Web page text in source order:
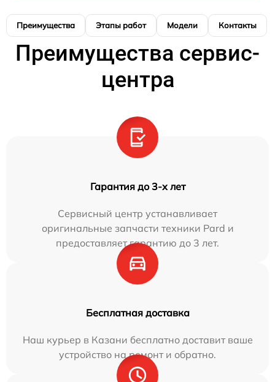
Преимущества Этапы работ Модели Контакты
Преимущества сервис-
центра
Гарантия до 3-х лет
Сервисный центр устанавливает
оригинальные запчасти техники Pard и
предоставляет гарантию до 3 лет.
Бесплатная доставка
Наш курьер в Казани бесплатно доставит ваше
устройство на ремонт и обратно.